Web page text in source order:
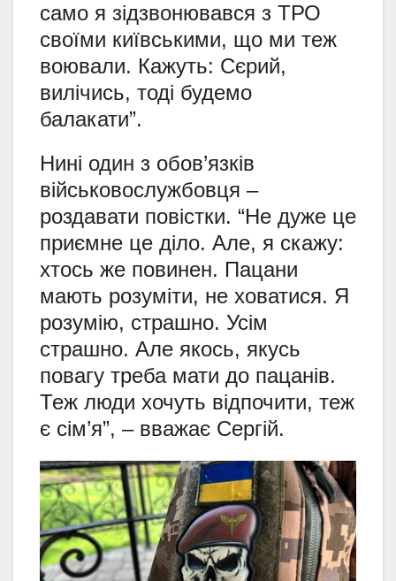
само я зідзвонювався з ТРО
своїми київськими, що ми теж
воювали. Кажуть: Сєрий,
вилічись, тоді будемо
балакати”.
Нині один з обов’язків
військовослужбовця –
роздавати повістки. “Не дуже це
приємне це діло. Але, я скажу:
хтось же повинен. Пацани
мають розуміти, не ховатися. Я
розумію, страшно. Усім
страшно. Але якось, якусь
повагу треба мати до пацанів.
Теж люди хочуть відпочити, теж
є сім’я”, – вважає Сергій.